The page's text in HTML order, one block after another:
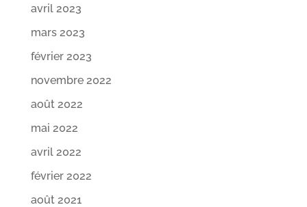
avril 2023
mars 2023
février 2023
novembre 2022
août 2022
mai 2022
avril 2022
février 2022
août 2021